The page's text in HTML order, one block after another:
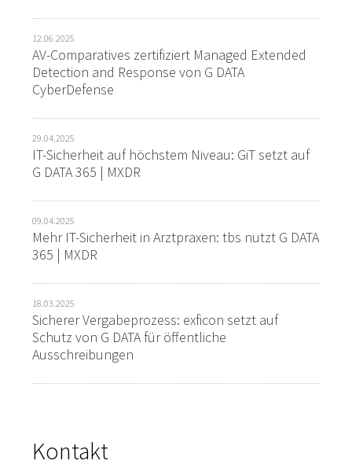
12.06.2025
AV-Comparatives zertifiziert Managed Extended
Detection and Response von G DATA
CyberDefense
29.04.2025
IT-Sicherheit auf höchstem Niveau: GiT setzt auf
G DATA 365 | MXDR
09.04.2025
Mehr IT-Sicherheit in Arztpraxen: tbs nutzt G DATA
365 | MXDR
18.03.2025
Sicherer Vergabeprozess: exficon setzt auf
Schutz von G DATA für öffentliche
Ausschreibungen
Kontakt